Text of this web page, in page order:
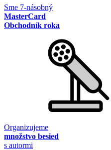
Sme 7-násobný
MasterCard
Obchodník roka
Organizujeme
množstvo besied
s autormi